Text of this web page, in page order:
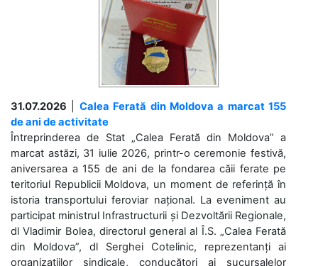
31.07.2026
Calea Ferată din Moldova a marcat 155
de ani de activitate
Întreprinderea de Stat „Calea Ferată din Moldova” a
marcat astăzi, 31 iulie 2026, printr-o ceremonie festivă,
aniversarea a 155 de ani de la fondarea căii ferate pe
teritoriul Republicii Moldova, un moment de referință în
istoria transportului feroviar național. La eveniment au
participat ministrul Infrastructurii și Dezvoltării Regionale,
dl Vladimir Bolea, directorul general al Î.S. „Calea Ferată
din Moldova”, dl Serghei Cotelinic, reprezentanți ai
organizațiilor sindicale, conducători ai sucursalelor